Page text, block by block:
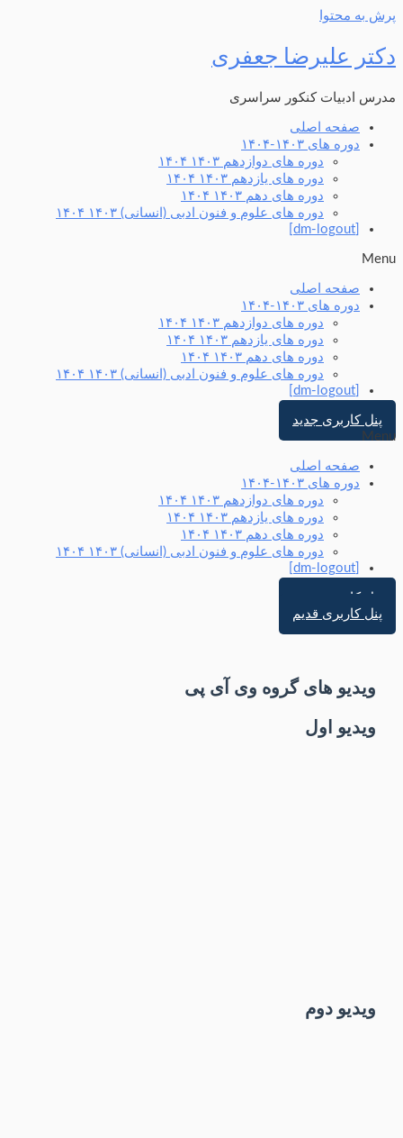
پرش به محتوا
دکتر علیرضا جعفری
مدرس ادبیات کنکور سراسری
صفحه اصلی
دوره های ۱۴۰۳-۱۴۰۴
دوره های دوازدهم ۱۴۰۳ ۱۴۰۴
دوره های یازدهم ۱۴۰۳ ۱۴۰۴
دوره های دهم ۱۴۰۳ ۱۴۰۴
دوره های علوم و فنون ادبی (انسانی) ۱۴۰۳ ۱۴۰۴
Menu
صفحه اصلی
دوره های ۱۴۰۳-۱۴۰۴
دوره های دوازدهم ۱۴۰۳ ۱۴۰۴
دوره های یازدهم ۱۴۰۳ ۱۴۰۴
دوره های دهم ۱۴۰۳ ۱۴۰۴
دوره های علوم و فنون ادبی (انسانی) ۱۴۰۳ ۱۴۰۴
پنل کاربری جدید
Menu
صفحه اصلی
دوره های ۱۴۰۳-۱۴۰۴
دوره های دوازدهم ۱۴۰۳ ۱۴۰۴
دوره های یازدهم ۱۴۰۳ ۱۴۰۴
دوره های دهم ۱۴۰۳ ۱۴۰۴
دوره های علوم و فنون ادبی (انسانی) ۱۴۰۳ ۱۴۰۴
پنل کاربری جدید
پنل کاربری قدیم
ویدیو های گروه وی آی پی
ویدیو اول
ویدیو دوم